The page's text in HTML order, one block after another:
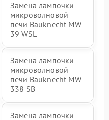
Замена лампочки
микроволновой
печи Bauknecht MW
39 WSL
Замена лампочки
микроволновой
печи Bauknecht MW
338 SB
Замена лампочки